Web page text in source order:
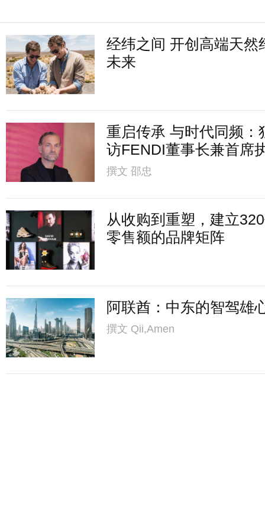
经纬之间 开创高端天然
未来
重启传承 与时代同频：
访FENDI董事长兼首席
撰文 邵忠
从收购到重塑，建立
零售额的品牌矩阵
阿联酋：中东的智驾雄
撰文 Qii,Amen